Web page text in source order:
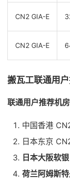
CN2 GIA-E
CN2 GIA-E
搬瓦工联通用
联通用户推荐机房
中国香港
日本东京
日本大阪软
荷兰阿姆斯